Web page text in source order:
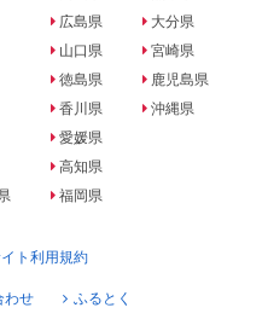
広島県
山口県
徳島県
香川県
愛媛県
高知県
福岡県
大分県
宮崎県
鹿児島県
沖縄県
ト利用規約
わせ ふるとく